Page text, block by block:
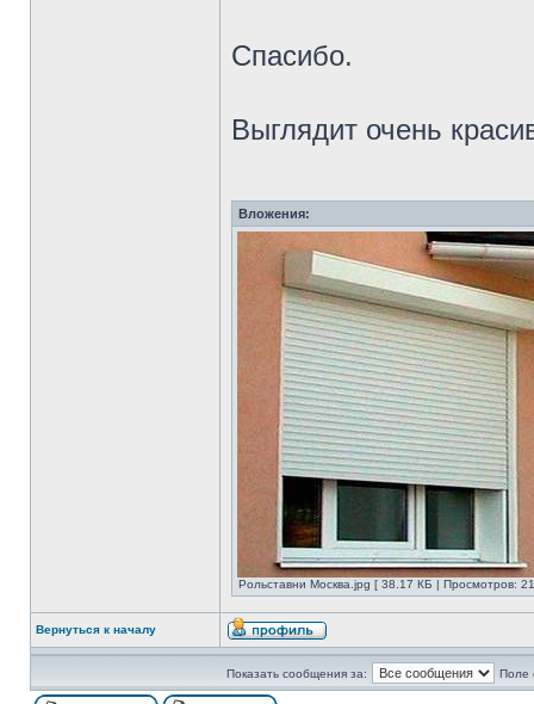
Спасибо.
Выглядит очень
Вложения:
Рольставни Москва.jpg [ 38.17 КБ | Просмотров:
Вернуться к началу
Показать сообщения за: Поле